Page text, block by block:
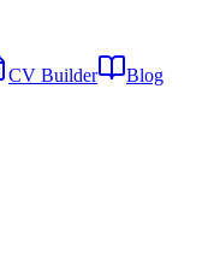
CV Builder Blog